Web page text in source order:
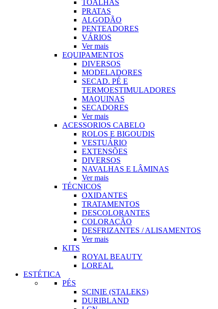
TOALHAS
PRATAS
ALGODÃO
PENTEADORES
VÁRIOS
Ver mais
EQUIPAMENTOS
DIVERSOS
MODELADORES
SECAD. PÉ E
TERMOESTIMULADORES
MAQUINAS
SECADORES
Ver mais
ACESSORIOS CABELO
ROLOS E BIGOUDIS
VESTUÁRIO
EXTENSÕES
DIVERSOS
NAVALHAS E LÂMINAS
Ver mais
TÉCNICOS
OXIDANTES
TRATAMENTOS
DESCOLORANTES
COLORAÇÃO
DESFRIZANTES / ALISAMENTOS
Ver mais
KITS
ROYAL BEAUTY
LOREAL
ESTÉTICA
PÉS
SCINIE (STALEKS)
DURIBLAND